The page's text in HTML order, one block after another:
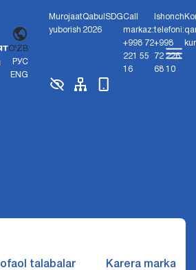
O'ZB
РУС
ENG
Murojaat
yuborish
Qabul
2026
SDGCall
markaz:
+998 72
221 55
16
Ishonch
telefoni:
+998
72 226
68 10
talabalar Karera markazi